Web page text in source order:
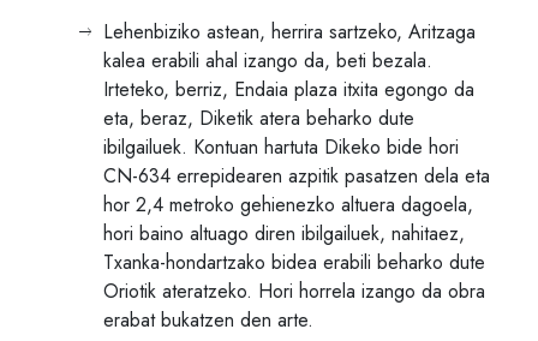
Lehenbiziko astean, herrira sartzeko, Aritzaga
kalea erabili ahal izango da, beti bezala.
Irteteko, berriz, Endaia plaza itxita egongo da
eta, beraz, Diketik atera beharko dute
ibilgailuek. Kontuan hartuta Dikeko bide hori
CN-634 errepidearen azpitik pasatzen dela eta
hor 2,4 metroko gehienezko altuera dagoela,
hori baino altuago diren ibilgailuek, nahitaez,
Txanka-hondartzako bidea erabili beharko dute
Oriotik ateratzeko. Hori horrela izango da obra
erabat bukatzen den arte.